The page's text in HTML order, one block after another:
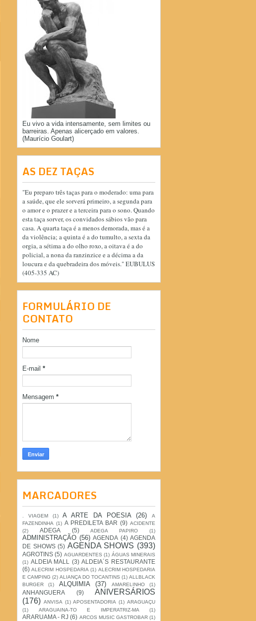
Eu vivo a vida intensamente, sem limites ou
barreiras. Apenas alicerçado em valores.
(Maurício Goulart)
AS DEZ TAÇAS
"Eu preparo três taças para o moderado: uma para
a saúde, que ele sorverá primeiro, a segunda para
o amor e o prazer e a terceira para o sono. Quando
esta taça sorver, os convidados sábios vão para
casa. A quarta taça é a menos demorada, mas é a
da violência; a quinta é a do tumulto, a sexta da
orgia, a sétima a do olho roxo, a oitava é a do
policial, a nona da ranzinzice e a décima a da
loucura e da quebradeira dos móveis." EUBULUS
(405-335 AC)
FORMULÁRIO DE
CONTATO
Nome
E-mail *
Mensagem *
MARCADORES
. VIAGEM (1) A ARTE DA POESIA (26)
A
FAZENDINHA (1) A PREDILETA BAR (9) ACIDENTE
(2)
ADEGA (5) ADEGA PAPIRO (1)
ADMINISTRAÇÃO (56) AGENDA (4) AGENDA
DE SHOWS (5) AGENDA SHOWS (393)
AGROTINS (5) AGUARDENTES (1) ÁGUAS MINERAIS
(1) ALDEIA MALL (3) ALDEIA´S RESTAURANTE
(6) ALECRIM HOSPEDARIA (1) ALECRIM HOSPEDARIA
E CAMPING (2) ALIANÇA DO TOCANTINS (1) ALLBLACK
BURGER
(1) ALQUIMIA (37) AMARELINHO (1)
ANHANGUERA (9)
ANIVERSÁRIOS
(176) ANVISA (1) APOSENTADORIA (1) ARAGUAÇU
(1)
ARAGUAINA-TO E IMPERATRIZ-MA (1)
ARARUAMA - RJ (6) ARCOS MUSIC GASTROBAR (1)